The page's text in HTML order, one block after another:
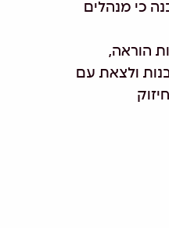
כי מנהלים
הוראה,
ולצאת עם